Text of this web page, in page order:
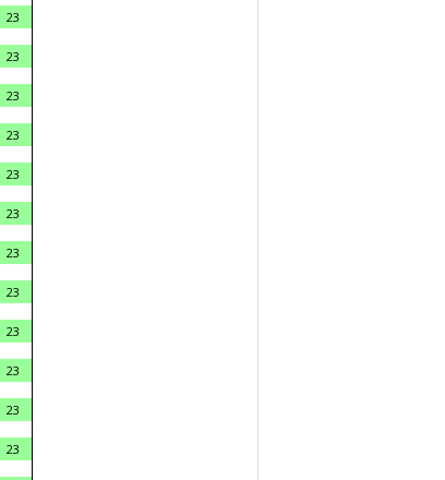
23
23
23
23
23
23
23
23
23
23
23
23